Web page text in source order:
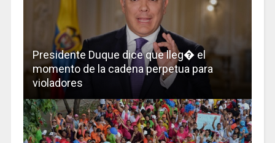
Presidente Duque dice que lleg� el
momento de la cadena perpetua para
violadores